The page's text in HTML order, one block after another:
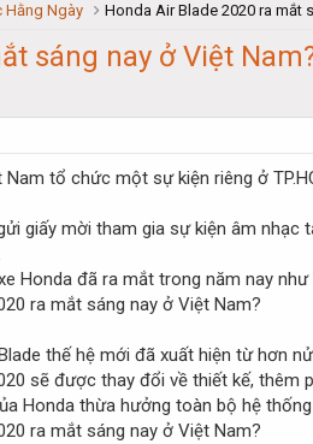
Hằng Ngày Honda Air Blade 2020 ra mắt
sáng nay ở Việt
Nam tổ chức một sự kiện riêng ở
giấy mời tham gia sự kiện âm nhạc
Honda đã ra mắt trong năm nay
thế hệ mới đã xuất hiện từ hơn
sẽ được thay đổi về thiết kế,
Honda thừa hưởng toàn bộ hệ